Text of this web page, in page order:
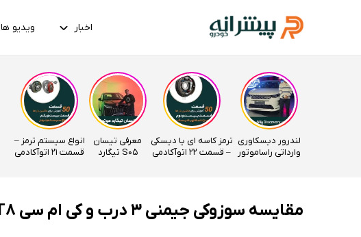
اخبار ویدیو ها
لندرور دیسکاوری
وارداتی راساموتور
ترمز کاسه ای یا دیسکی
– قسمت 22 اتوآکادمی
معرفی تیسان
S05 تیگارد
انواع سیستم ترمز –
قسمت 21 اتوآکادمی
مقایسه سوزوکی جیمنی ۳ درب و کی ام سی T8